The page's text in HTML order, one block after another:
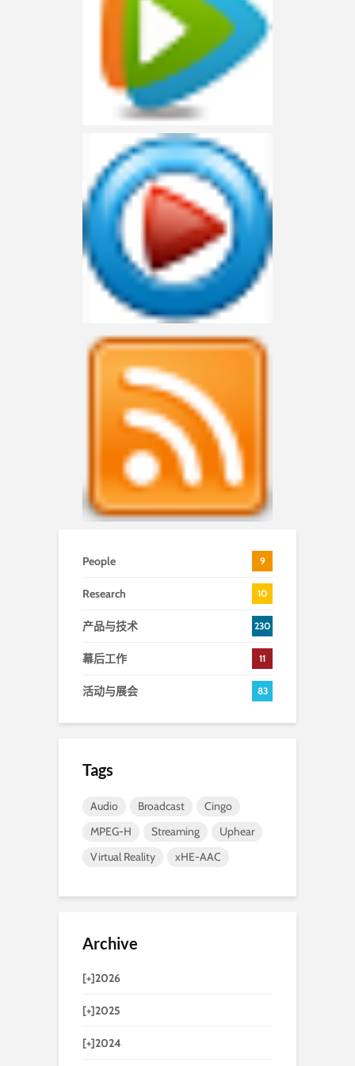
People 9
Research 10
产品与技术 230
幕后工作 11
活动与展会 83
Tags
Audio Broadcast
Cingo
MPEG-H
Streaming
Uphear
Virtual Reality
xHE-AAC
Archive
[+]2026
[+]2025
[+]2024